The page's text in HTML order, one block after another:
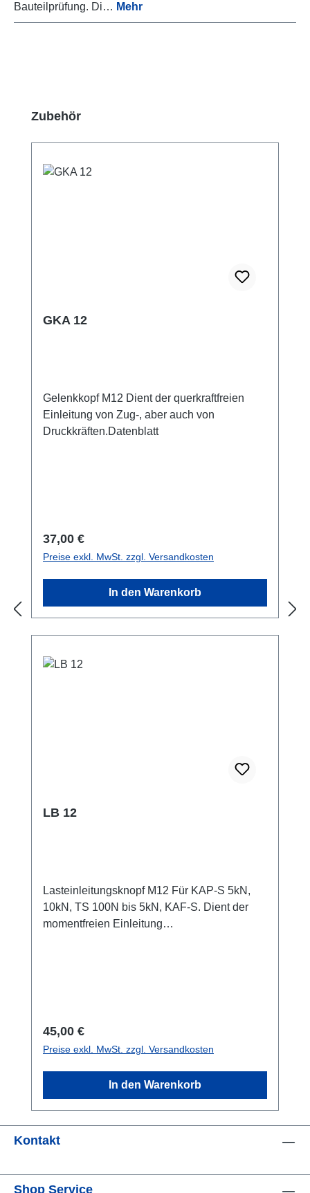
Bauteilprüfung. Di… Mehr
Produktgalerie überspringen
Zubehör
GKA 12
Gelenkkopf M12 Dient der querkraftfreien
Einleitung von Zug-, aber auch von
Druckkräften.Datenblatt
Regulärer Preis:
37,00 €
Preise exkl. MwSt. zzgl. Versandkosten
In den Warenkorb
LB 12
Lasteinleitungsknopf M12 Für KAP-S 5kN,
10kN, TS 100N bis 5kN, KAF-S. Dient der
momentfreien Einleitung
Regulärer Preis:
45,00 €
Preise exkl. MwSt. zzgl. Versandkosten
In den Warenkorb
Kontakt
Shop Service